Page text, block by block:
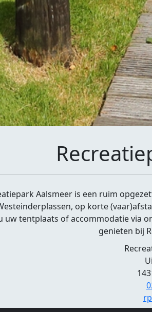
Aalsmeer is een ruim
op korte
uw tentplaats of accommodatie via
genieten bij